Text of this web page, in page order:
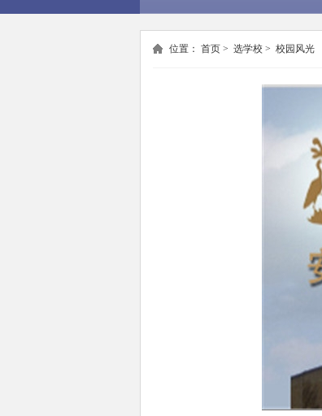
位置： 首页 > 选学校 > 校园风光